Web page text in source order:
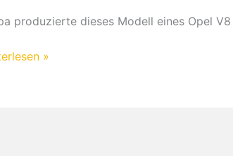
produzierte dieses Modell eines Opel
»